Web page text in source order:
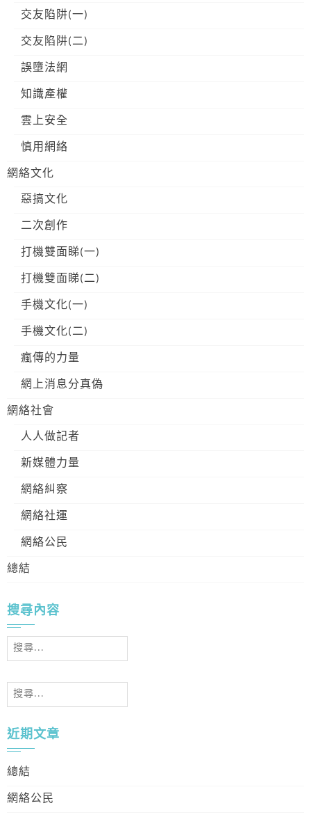
交友陷阱(一)
交友陷阱(二)
誤墮法網
知識產權
雲上安全
慎用網絡
網絡文化
惡搞文化
二次創作
打機雙面睇(一)
打機雙面睇(二)
手機文化(一)
手機文化(二)
瘋傳的力量
網上消息分真偽
網絡社會
人人做記者
新媒體力量
網絡糾察
網絡社運
網絡公民
總結
搜尋內容
搜
尋
鍵
搜
尋
關
鍵
近期文章
總結
網絡公民